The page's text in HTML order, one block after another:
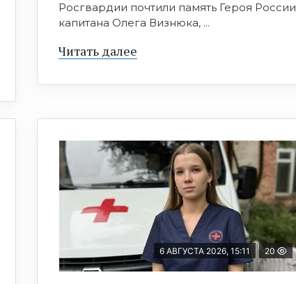
Росгвардии почтили память Героя России
капитана Олега Визнюка, ...
Читать далее
6 АВГУСТА 2026, 15:11 20